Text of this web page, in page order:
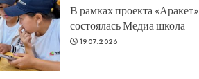
В рамках проекта «Аракет»
состоялась Медиа школа
19.07.2026